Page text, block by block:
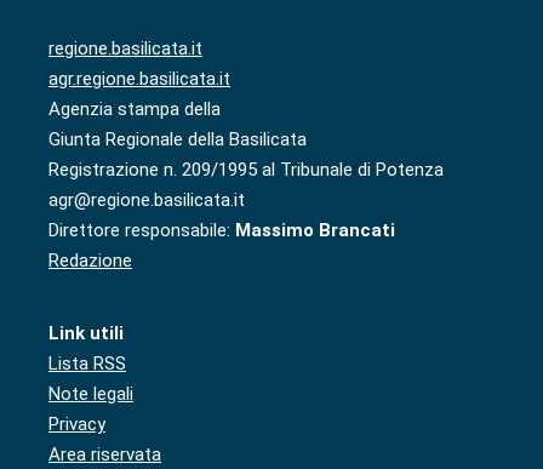
regione.basilicata.it
agr.regione.basilicata.it
Agenzia stampa della
Giunta Regionale della Basilicata
Registrazione n. 209/1995 al Tribunale di Potenza
agr@regione.basilicata.it
Direttore responsabile: Massimo Brancati
Redazione
Link utili
Lista RSS
Note legali
Privacy
Area riservata